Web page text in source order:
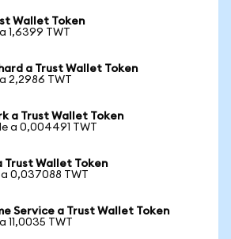
Wallet Token
1,6399 TWT
a Trust Wallet Token
2,2986 TWT
a Trust Wallet Token
a 0,004491 TWT
Trust Wallet Token
a 0,037088 TWT
Service a Trust Wallet Token
11,0035 TWT